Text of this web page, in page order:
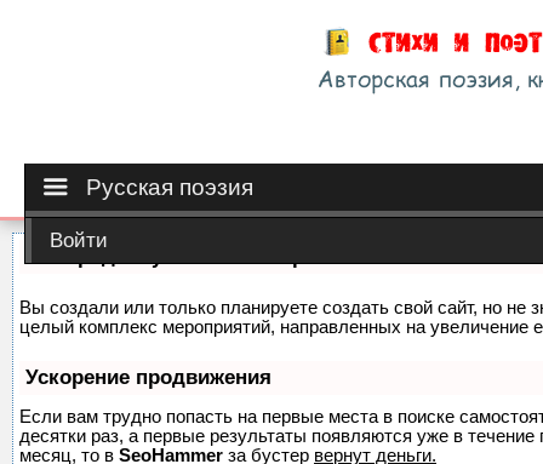
Русская поэзия
Войти
Вы создали или только планируете создать свой сайт, но не
целый комплекс мероприятий, направленных на увеличение
Ускорение продвижения
Если вам трудно попасть на первые места в поиске
десятки раз, а первые результаты появляются уже в
месяц, то в SeoHammer за бустер вернут деньги.